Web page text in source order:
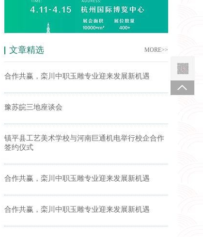
文章精选 MORE>>
合作共赢，栾川中职玉雕专业迎来发展新机遇
豫苏皖三地座谈会
镇平县工艺美术学校与河南巨通机电举行校企合作
签约仪式
合作共赢，栾川中职玉雕专业迎来发展新机遇
合作共赢，栾川中职玉雕专业迎来发展新机遇